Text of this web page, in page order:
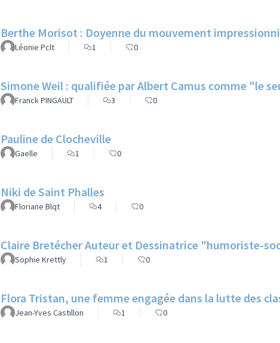
Berthe Morisot : Doyenne du mouvement
Léonie Pclt 1 0
Simone Weil : qualifiée par Albert Camus comme "le
Franck PINGAULT 3 0
Pauline de Clocheville
Gaelle 1 0
Niki de Saint Phalles
Floriane Blqt 4 0
Claire Bretécher Auteur et
Sophie Krettly 1 0
Flora Tristan, une femme engagée dans la lutte des
Jean-Yves Castillon 1 0